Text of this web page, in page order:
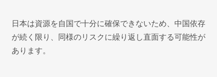
日本は資源を自国で十分に確保できないため、中国依存
が続く限り、同様のリスクに繰り返し直面する可能性が
あります。